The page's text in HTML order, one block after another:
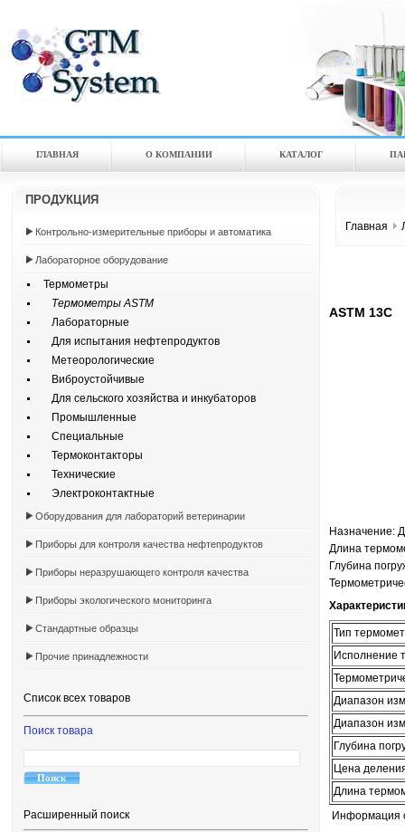
ГЛАВНАЯ О КОМПАНИИ КАТАЛOГ
ПРОДУКЦИЯ
Контрольно-измерительные приборы и автоматика
Лабораторное оборудование
Термометры
Термометры ASTM
Лабораторные
Для испытания нефтепродуктов
Метеорологические
Виброустойчивые
Для сельского хозяйства и инкубаторов
Промышленные
Специальные
Термоконтакторы
Технические
Электроконтактные
Оборудования для лабораторий ветеринарии
Приборы для контроля качества нефтепродуктов
Приборы неразрушающего контроля качества
Приборы экологического мониторинга
Стандартные образцы
Прочие принадлежности
Список всех товаров
Поиск товара
Расширенный поиск
Главная
ASTM 13C
Назначение:
Длина
Глубина
Тип
Исполнение
Диапазон
Диапазон
Глубина
Цена
Длина
Информация